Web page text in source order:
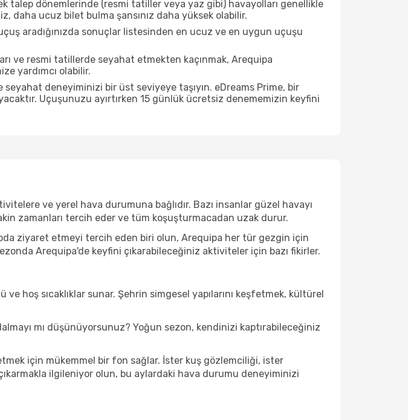
talep dönemlerinde (resmi tatiller veya yaz gibi) havayolları genellikle
daha ucuz bilet bulma şansınız daha yüksek olabilir.
aradığınızda sonuçlar listesinden en ucuz ve en uygun uçuşu
ve resmi tatillerde seyahat etmekten kaçınmak, Arequipa
yardımcı olabilir.
deneyiminizi bir üst seviyeye taşıyın. eDreams Prime, bir
Uçuşunuzu ayırtırken 15 günlük ücretsiz denememizin keyfini
ve yerel hava durumuna bağlıdır. Bazı insanlar güzel havayı
zamanları tercih eder ve tüm koşuşturmacadan uzak durur.
ziyaret etmeyi tercih eden biri olun, Arequipa her tür gezgin için
Arequipa'de keyfini çıkarabileceğiniz aktiviteler için bazı fikirler.
hoş sıcaklıklar sunar. Şehrin simgesel yapılarını keşfetmek, kültürel
mı düşünüyorsunuz? Yoğun sezon, kendinizi kaptırabileceğiniz
için mükemmel bir fon sağlar. İster kuş gözlemciliği, ister
ilgileniyor olun, bu aylardaki hava durumu deneyiminizi